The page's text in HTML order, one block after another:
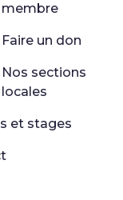
membre
Faire un don
Nos sections
locales
et stages